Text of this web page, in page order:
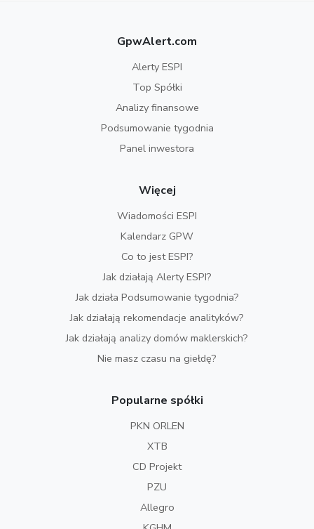
GpwAlert.com
Alerty ESPI
Top Spółki
Analizy finansowe
Podsumowanie tygodnia
Panel inwestora
Więcej
Wiadomości ESPI
Kalendarz GPW
Co to jest ESPI?
Jak działają Alerty ESPI?
Jak działa Podsumowanie tygodnia?
Jak działają rekomendacje analityków?
Jak działają analizy domów maklerskich?
Nie masz czasu na giełdę?
Popularne spółki
PKN ORLEN
XTB
CD Projekt
PZU
Allegro